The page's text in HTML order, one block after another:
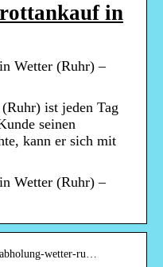
in
Wetter (Ruhr) –
ist jeden Tag
seinen
kann er sich mit
Wetter (Ruhr) –
wetter-ru…